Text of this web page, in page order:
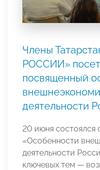
Члены
РОССИИ»
посвященный
деятельности
20 июня состоялся
«Особенности
деятельности
ключевых тем —